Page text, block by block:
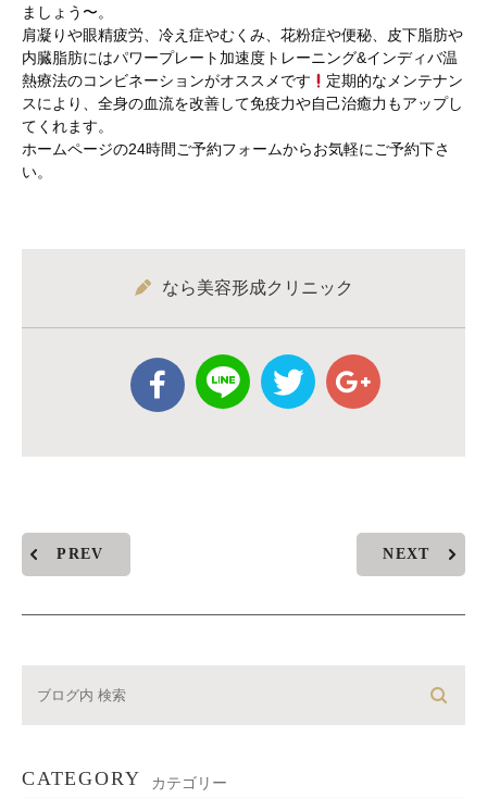
ましょう〜。
肩凝りや眼精疲労、冷え症やむくみ、花粉症や便秘、皮下脂肪や
内臓脂肪にはパワープレート加速度トレーニング&インディバ温
熱療法のコンビネーションがオススメです
定期的なメンテナン
スにより、全身の血流を改善して免疫力や自己治癒力もアップし
てくれます。
ホームページの24時間ご予約フォームからお気軽にご予約下さ
い。
なら美容形成クリニック
PREV NEXT
CATEGORY カテゴリー